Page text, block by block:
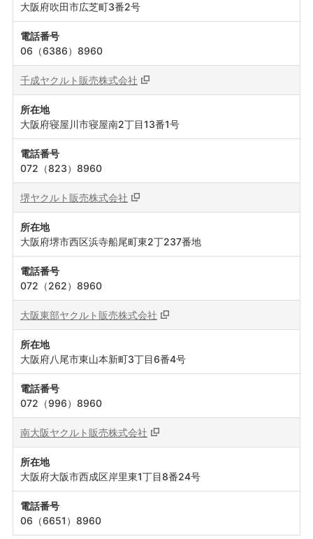
大阪府吹田市広芝町3番2号
電話番号
06（6386）8960
千成ヤクルト販売株式会社
所在地
大阪府寝屋川市寝屋南2丁目13番1号
電話番号
072（823）8960
堺ヤクルト販売株式会社
所在地
大阪府堺市西区浜寺船尾町東2丁237番地
電話番号
072（262）8960
大阪東部ヤクルト販売株式会社
所在地
大阪府八尾市東山本新町3丁目6番4号
電話番号
072（996）8960
南大阪ヤクルト販売株式会社
所在地
大阪府大阪市西成区岸里東1丁目8番24号
電話番号
06（6651）8960